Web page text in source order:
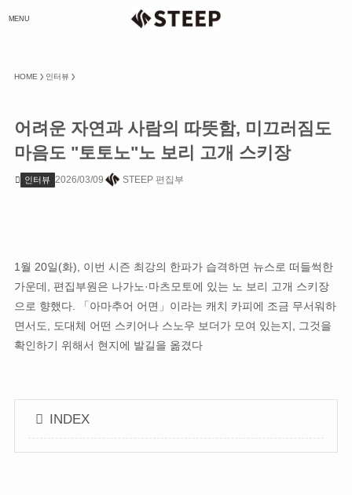
MENU
HOME 인터뷰
어려운 자연과 사람의 따뜻함, 미끄러짐도
마음도 "토토노"노 보리 고개 스키장
인터뷰 2026/03/09 STEEP 편집부
1월 20일(화), 이번 시즌 최강의 한파가 습격하면 뉴스로 떠들썩한
가운데, 편집부원은 나가노·마츠모토에 있는 노 보리 고개 스키장
으로 향했다. 「아마추어 어면」이라는 캐치 카피에 조금 무서워하
면서도, 도대체 어떤 스키어나 스노우 보더가 모여 있는지, 그것을
확인하기 위해서 현지에 발길을 옮겼다
INDEX